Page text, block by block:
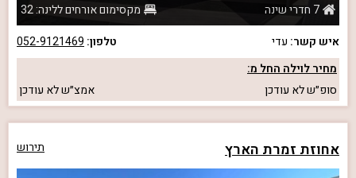
7 חדרי שינה
מקסימום אורחים ללינה: 32
איש קשר: עדי טלפון: 052-9121469
מחיר לוילה החל מ:
סופ״שלא עודכן אמצ״שלא עודכן
אחוזת זמרת הארץ תירוש